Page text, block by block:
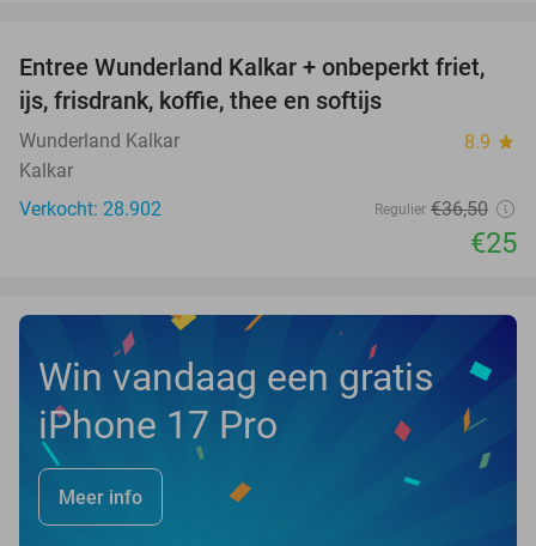
32%
Entree Wunderland Kalkar + onbeperkt friet,
ijs, frisdrank, koffie, thee en softijs
Wunderland Kalkar 8.9 star
Kalkar
Verkocht: 28.902
Regulier €36,50
€25
Win vandaag een gratis
iPhone 17 Pro
Meer info